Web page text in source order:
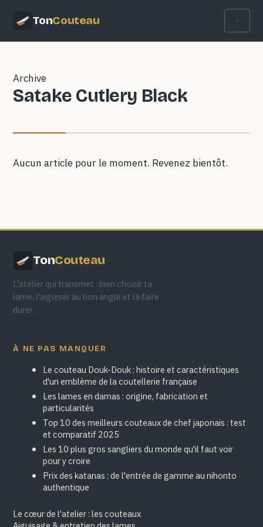
TonCouteau
Archive
Satake Cutlery Black
Aucun article pour le moment. Revenez bientôt.
TonCouteau
L'atelier qui transmet : bien choisir ta
lame, l'aiguiser au bon angle et la faire
durer.
À NE PAS MANQUER
Le couteau Douk-Douk : histoire et caractéristiques
d'un emblème de la coutellerie française
Les lames en damas : origine, fabrication et
particularités
Top 10 des meilleurs couteaux de chef japonais : test
et comparatif 2025
Les 10 plus gros sangliers du monde qu'il faut voir
pour y croire
Prix des katanas : de l'entrée de gamme au nihonto
authentique
Le cœur de l'atelier : les couteaux